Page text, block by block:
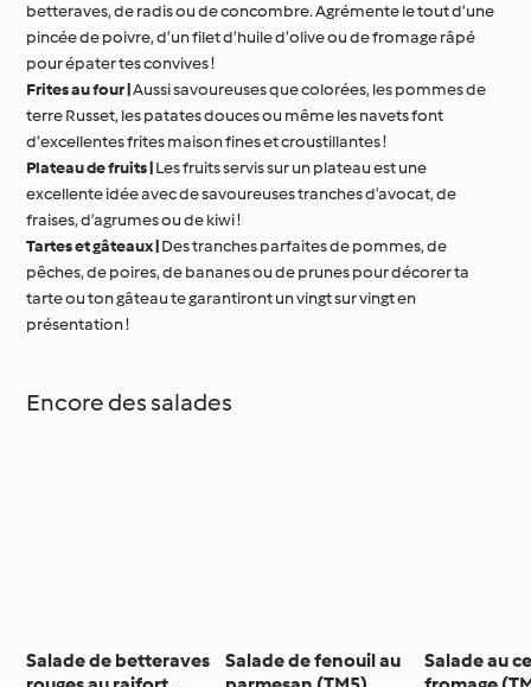
betteraves, de radis ou de concombre. Agrémente le tout d’une
pincée de poivre, d’un filet d’huile d’olive ou de fromage râpé
pour épater tes convives !
Frites au four |Aussi savoureuses que colorées, les pommes de
terre Russet, les patates douces ou même les navets font
d’excellentes frites maison fines et croustillantes !
Plateau de fruits |Les fruits servis sur un plateau est une
excellente idée avec de savoureuses tranches d’avocat, de
fraises, d’agrumes ou de kiwi !
Tartes et gâteaux |Des tranches parfaites de pommes, de
pêches, de poires, de bananes ou de prunes pour décorer ta
tarte ou ton gâteau te garantiront un vingt sur vingt en
présentation !
Encore des salades
Salade de betteraves
Salade de fenouil au
Salade au